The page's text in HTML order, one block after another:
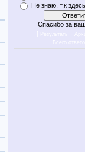
Не знаю, т.к
Спасибо за